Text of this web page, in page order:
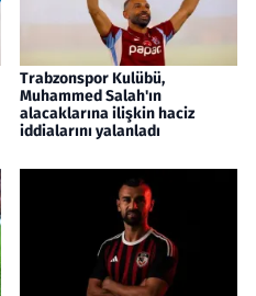
Trabzonspor Kulübü,
Muhammed Salah'ın
alacaklarına ilişkin haciz
iddialarını yalanladı